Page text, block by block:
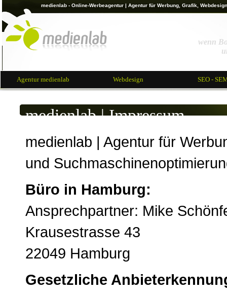
medienlab - Online-Werbeagentur | Agentur für Werbung, Grafik,
wenn
Agentur medienlab Webdesign SEO -
medienlab | Impressum
medienlab | Agentur für
und
Büro in Hamburg:
Ansprechpartner: Mike
Krausestrasse 43
22049 Hamburg
Gesetzliche